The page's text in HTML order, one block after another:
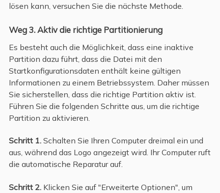
lösen kann, versuchen Sie die nächste Methode.
Weg 3. Aktiv die richtige Partitionierung
Es besteht auch die Möglichkeit, dass eine inaktive
Partition dazu führt, dass die Datei mit den
Startkonfigurationsdaten enthält keine gültigen
Informationen zu einem Betriebssystem. Daher müssen
Sie sicherstellen, dass die richtige Partition aktiv ist.
Führen Sie die folgenden Schritte aus, um die richtige
Partition zu aktivieren.
Schritt 1.Schalten Sie Ihren Computer dreimal ein und
aus, während das Logo angezeigt wird. Ihr Computer ruft
die automatische Reparatur auf.
Schritt 2.Klicken Sie auf "Erweiterte Optionen", um